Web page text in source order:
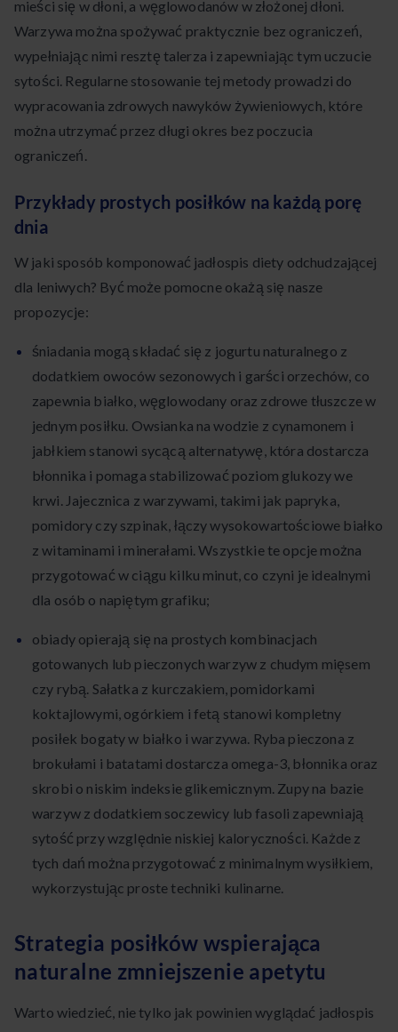
mieści się w dłoni, a węglowodanów w złożonej dłoni.
Warzywa można spożywać praktycznie bez ograniczeń,
wypełniając nimi resztę talerza i zapewniając tym uczucie
sytości. Regularne stosowanie tej metody prowadzi do
wypracowania zdrowych nawyków żywieniowych, które
można utrzymać przez długi okres bez poczucia
ograniczeń.
Przykłady prostych posiłków na każdą porę
dnia
W jaki sposób komponować jadłospis diety odchudzającej
dla leniwych? Być może pomocne okażą się nasze
propozycje:
śniadania mogą składać się z jogurtu naturalnego z
dodatkiem owoców sezonowych i garści orzechów, co
zapewnia białko, węglowodany oraz zdrowe tłuszcze w
jednym posiłku. Owsianka na wodzie z cynamonem i
jabłkiem stanowi sycącą alternatywę, która dostarcza
błonnika i pomaga stabilizować poziom glukozy we
krwi. Jajecznica z warzywami, takimi jak papryka,
pomidory czy szpinak, łączy wysokowartościowe białko
z witaminami i minerałami. Wszystkie te opcje można
przygotować w ciągu kilku minut, co czyni je idealnymi
dla osób o napiętym grafiku;
obiady opierają się na prostych kombinacjach
gotowanych lub pieczonych warzyw z chudym mięsem
czy rybą. Sałatka z kurczakiem, pomidorkami
koktajlowymi, ogórkiem i fetą stanowi kompletny
posiłek bogaty w białko i warzywa. Ryba pieczona z
brokułami i batatami dostarcza omega-3, błonnika oraz
skrobi o niskim indeksie glikemicznym. Zupy na bazie
warzyw z dodatkiem soczewicy lub fasoli zapewniają
sytość przy względnie niskiej kaloryczności. Każde z
tych dań można przygotować z minimalnym wysiłkiem,
wykorzystując proste techniki kulinarne.
Strategia posiłków wspierająca
naturalne zmniejszenie apetytu
Warto wiedzieć, nie tylko jak powinien wyglądać jadłospis